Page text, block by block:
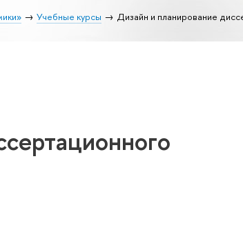
Учебные курсы Дизайн и планирование